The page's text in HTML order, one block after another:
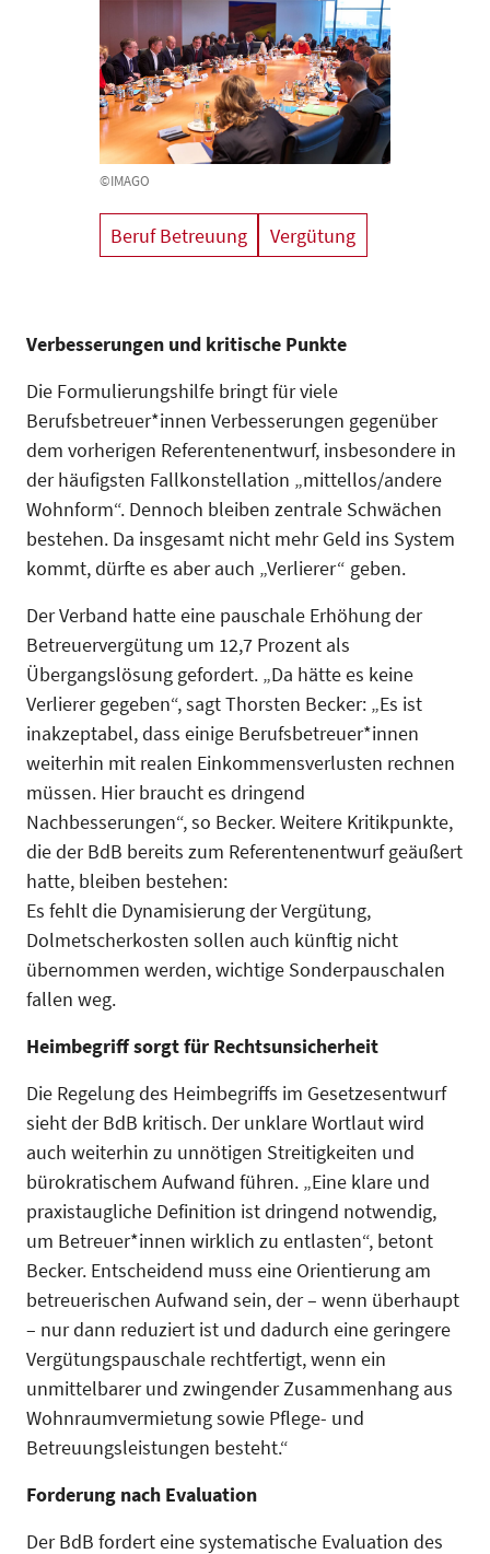
©IMAGO
Beruf Betreuung Vergütung
Verbesserungen und kritische Punkte
Die Formulierungshilfe bringt für viele
Berufsbetreuer*innen Verbesserungen gegenüber
dem vorherigen Referentenentwurf, insbesondere in
der häufigsten Fallkonstellation „mittellos/andere
Wohnform“. Dennoch bleiben zentrale Schwächen
bestehen. Da insgesamt nicht mehr Geld ins System
kommt, dürfte es aber auch „Verlierer“ geben.
Der Verband hatte eine pauschale Erhöhung der
Betreuervergütung um 12,7 Prozent als
Übergangslösung gefordert. „Da hätte es keine
Verlierer gegeben“, sagt Thorsten Becker: „Es ist
inakzeptabel, dass einige Berufsbetreuer*innen
weiterhin mit realen Einkommensverlusten rechnen
müssen. Hier braucht es dringend
Nachbesserungen“, so Becker. Weitere Kritikpunkte,
die der BdB bereits zum Referentenentwurf geäußert
hatte, bleiben bestehen:
Es fehlt die Dynamisierung der Vergütung,
Dolmetscherkosten sollen auch künftig nicht
übernommen werden, wichtige Sonderpauschalen
fallen weg.
Heimbegriff sorgt für Rechtsunsicherheit
Die Regelung des Heimbegriffs im Gesetzesentwurf
sieht der BdB kritisch. Der unklare Wortlaut wird
auch weiterhin zu unnötigen Streitigkeiten und
bürokratischem Aufwand führen. „Eine klare und
praxistaugliche Definition ist dringend notwendig,
um Betreuer*innen wirklich zu entlasten“, betont
Becker. Entscheidend muss eine Orientierung am
betreuerischen Aufwand sein, der – wenn überhaupt
– nur dann reduziert ist und dadurch eine geringere
Vergütungspauschale rechtfertigt, wenn ein
unmittelbarer und zwingender Zusammenhang aus
Wohnraumvermietung sowie Pflege- und
Betreuungsleistungen besteht.“
Forderung nach Evaluation
Der BdB fordert eine systematische Evaluation des